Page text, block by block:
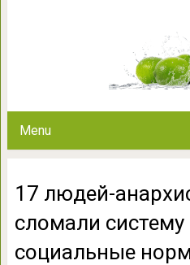
Menu
17 людей-
сломали
социальные